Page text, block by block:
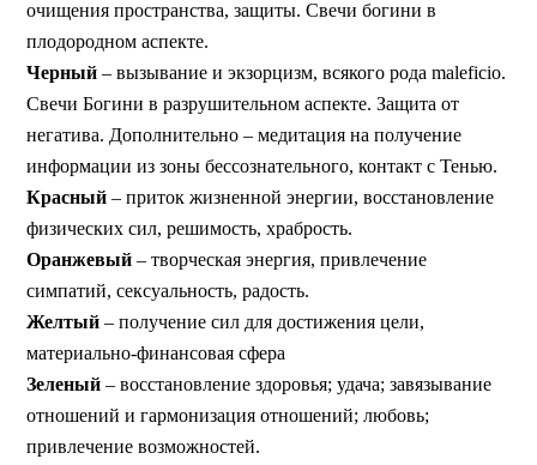
очищения пространства, защиты. Свечи богини в
плодородном аспекте.
Черный – вызывание и экзорцизм, всякого рода maleficio.
Свечи Богини в разрушительном аспекте. Защита от
негатива. Дополнительно – медитация на получение
информации из зоны бессознательного, контакт с Тенью.
Красный – приток жизненной энергии, восстановление
физических сил, решимость, храбрость.
Оранжевый – творческая энергия, привлечение
симпатий, сексуальность, радость.
Желтый – получение сил для достижения цели,
материально-финансовая сфера
Зеленый – восстановление здоровья; удача; завязывание
отношений и гармонизация отношений; любовь;
привлечение возможностей.